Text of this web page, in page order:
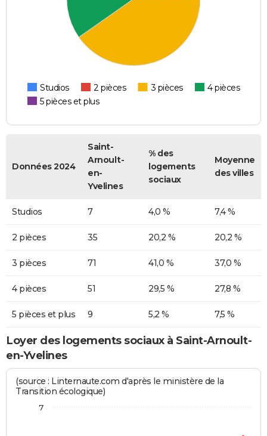
Studios 2 pièces 3 pièces
4 pièces
5 pièces et plus
Données 2024
Saint-
Arnoult-
en-
Yvelines
% des
logements
sociaux
Moyenne
des villes
Studios 7 4,0 % 7,4 %
2 pièces 35 20,2 % 20,2 %
3 pièces 71 41,0 % 37,0 %
4 pièces 51 29,5 % 27,8 %
5 pièces et plus 9 5,2 % 7,5 %
Loyer des logements sociaux à Saint-Arnoult-
en-Yvelines
(source : Linternaute.com d'après le ministère de la
Transition écologique)
7